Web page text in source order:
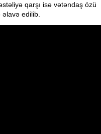
qarşı isə vətəndaş özü
əlavə edilib.